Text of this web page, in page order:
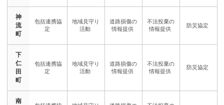
神
流
町
下
仁
田
町
南